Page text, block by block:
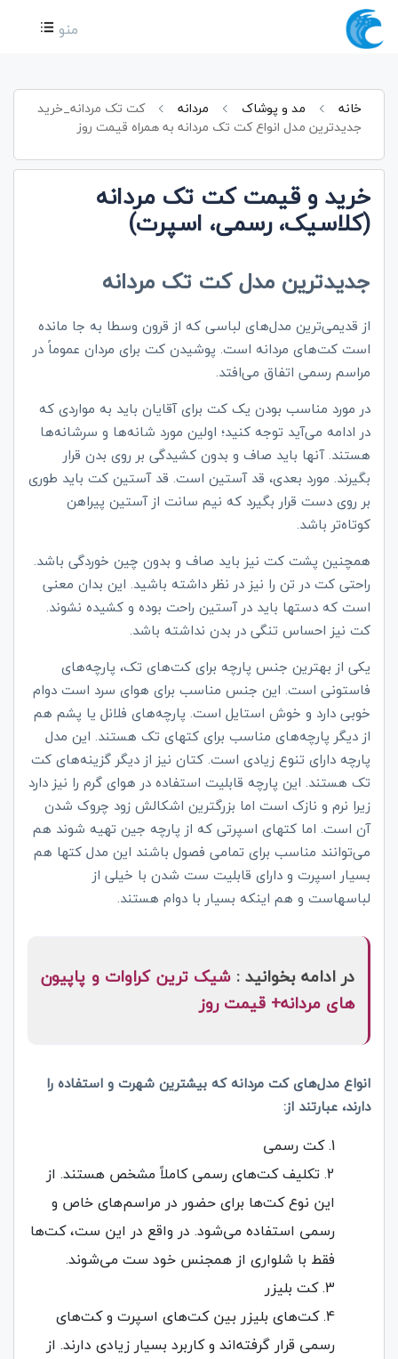
منو
خانه مد و پوشاک مردانه
کت تک مردانه_خرید
جدیدترین مدل انواع کت تک مردانه به همراه قیمت روز
خرید و قیمت کت تک مردانه
(کلاسیک، رسمی، اسپرت)
جدیدترین مدل کت تک مردانه
از قدیمی‌ترین مدل‌های لباسی که از قرون وسطا به جا مانده
است کت‌های مردانه است. پوشیدن کت برای مردان عموماً در
مراسم رسمی اتفاق می‌افتد.
در مورد مناسب بودن یک کت برای آقایان باید به مواردی که
در ادامه می‌آید توجه کنید؛ اولین مورد شانه‌ها و سرشانه‌ها
هستند. آنها باید صاف و بدون کشیدگی بر روی بدن قرار
بگیرند. مورد بعدی، قد آستین است. قد آستین کت باید طوری
بر روی دست قرار بگیرد که نیم سانت از آستین پیراهن
کوتاه‌تر باشد.
همچنین پشت کت نیز باید صاف و بدون چین خوردگی باشد.
راحتی کت در تن را نیز در نظر داشته باشید. این بدان معنی
است که دستها باید در آستین راحت بوده و کشیده نشوند.
کت نیز احساس تنگی در بدن نداشته باشد.
یکی از بهترین جنس پارچه برای کت‌های تک، پارچه‌های
فاستونی است. این جنس مناسب برای هوای سرد است دوام
خوبی دارد و خوش استایل است. پارچه‌های فلانل یا پشم هم
از دیگر پارچه‌های مناسب برای کتهای تک هستند. این مدل
پارچه دارای تنوع زیادی است. کتان نیز از دیگر گزینه‌های کت
تک هستند. این پارچه قابلیت استفاده در هوای گرم را نیز دارد
زیرا نرم و نازک است اما بزرگترین اشکالش زود چروک شدن
آن است. اما کتهای اسپرتی که از پارچه جین تهیه شوند هم
می‌توانند مناسب برای تمامی فصول باشند این مدل کتها هم
بسیار اسپرت و دارای قابلیت ست شدن با خیلی از
لباسهاست و هم اینکه بسیار با دوام هستند.
در ادامه بخوانید :شیک ترین کراوات و پاپیون
های مردانه+ قیمت روز
انواع مدل‌های کت مردانه که بیشترین شهرت و استفاده را
دارند، عبارتند از:
کت رسمی
تکلیف کت‌های رسمی کاملاً مشخص هستند. از
این نوع کت‌ها برای حضور در مراسم‌های خاص و
رسمی استفاده می‌شود. در واقع در این ست،‌ کت‌ها
فقط با شلواری از همجنس خود ست می‌شوند.
کت بلیزر
کت‌های بلیزر بین کت‌های اسپرت و کت‌های
رسمی قرار گرفته‌اند و کاربرد بسیار زیادی دارند. از